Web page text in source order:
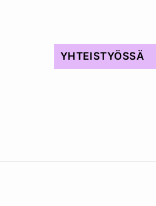
YHTEISTYÖSSÄ